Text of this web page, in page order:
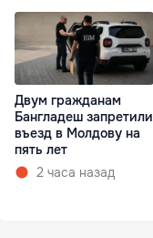
Двум гражданам
Бангладеш запретили
въезд в Молдову на
пять лет
2 часа назад